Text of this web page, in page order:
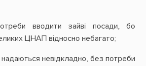
вводити зайві посади, бо
ЦНАП відносно небагато;
невідкладно, без потреби